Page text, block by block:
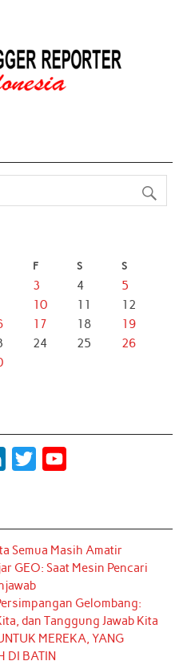
F S S
3 4
5
10 11
12
17 18
19
24 25
26
k
e
d
I
n
t
t
r
T
u
e
Semua Masih Amatir
GEO: Saat Mesin Pencari
Gelombang:
dan Tanggung Jawab Kita
MEREKA, YANG
DI BATIN